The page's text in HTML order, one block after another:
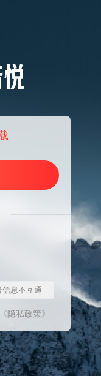
息不互通
《隐私政策》